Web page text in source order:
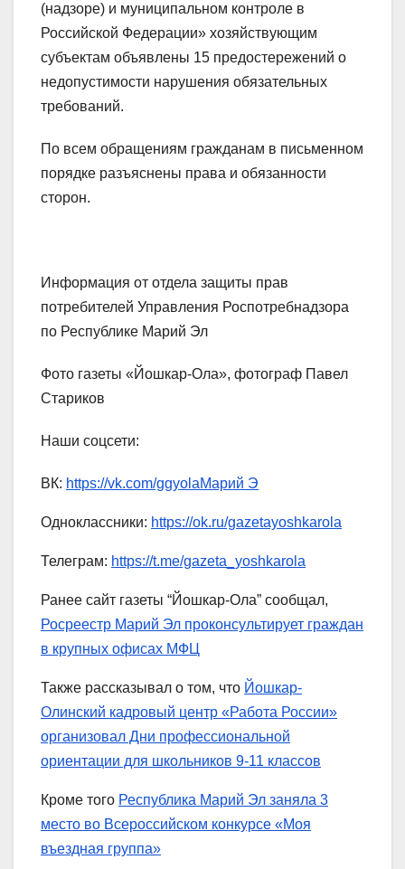
(надзоре) и муниципальном контроле в
Российской Федерации» хозяйствующим
субъектам объявлены 15 предостережений о
недопустимости нарушения обязательных
требований.
По всем обращениям гражданам в письменном
порядке разъяснены права и обязанности
сторон.
Информация от отдела защиты прав
потребителей Управления Роспотребнадзора
по Республике Марий Эл
Фото газеты «Йошкар-Ола», фотограф Павел
Стариков
Наши соцсети:
ВК: https://vk.com/ggyolaМарий Э
Одноклассники: https://ok.ru/gazetayoshkarola
Телеграм: https://t.me/gazeta_yoshkarola
Ранее сайт газеты “Йошкар-Ола” сообщал,
Росреестр Марий Эл проконсультирует граждан
в крупных офисах МФЦ
Также рассказывал о том, что Йошкар-
Олинский кадровый центр «Работа России»
организовал Дни профессиональной
ориентации для школьников 9-11 классов
Кроме того Республика Марий Эл заняла 3
место во Всероссийском конкурсе «Моя
въездная группа»